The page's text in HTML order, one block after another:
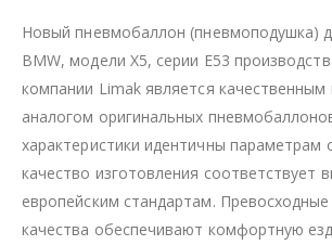
Новый пневмобаллон (пневмоподушка)
BMW, модели X5, серии E53
компании Limak является качественным
аналогом оригинальных
характеристики идентичны параметрам
качество изготовления соответствует
европейским стандартам.
качества обеспечивают комфортную